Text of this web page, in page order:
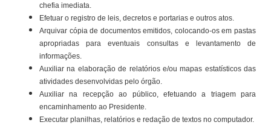
chefia imediata.
Efetuar o registro de leis, decretos e portarias e outros atos.
Arquivar cópia de documentos emitidos, colocando-os em pastas
apropriadas para eventuais consultas e levantamento de
informações.
Auxiliar na elaboração de relatórios e/ou mapas estatísticos das
atividades desenvolvidas pelo órgão.
Auxiliar na recepção ao público, efetuando a triagem para
encaminhamento ao Presidente.
Executar planilhas, relatórios e redação de textos no computador.